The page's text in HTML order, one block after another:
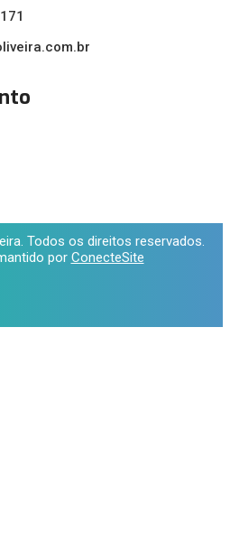
Todos os direitos reservados.
por ConecteSite